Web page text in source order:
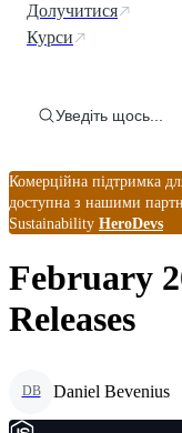
Долучитися
Курси
Уведіть щось...
Комерційна підтримка
доступна з нашими
Sustainability HeroDevs
February
Releases
DB Daniel Bevenius